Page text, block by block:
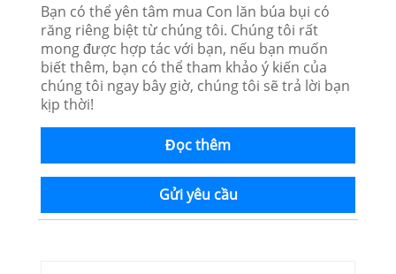
Bạn có thể yên tâm mua Con lăn búa bụi có
răng riêng biệt từ chúng tôi. Chúng tôi rất
mong được hợp tác với bạn, nếu bạn muốn
biết thêm, bạn có thể tham khảo ý kiến ​​của
chúng tôi ngay bây giờ, chúng tôi sẽ trả lời bạn
kịp thời!
Đọc thêm
Gửi yêu cầu